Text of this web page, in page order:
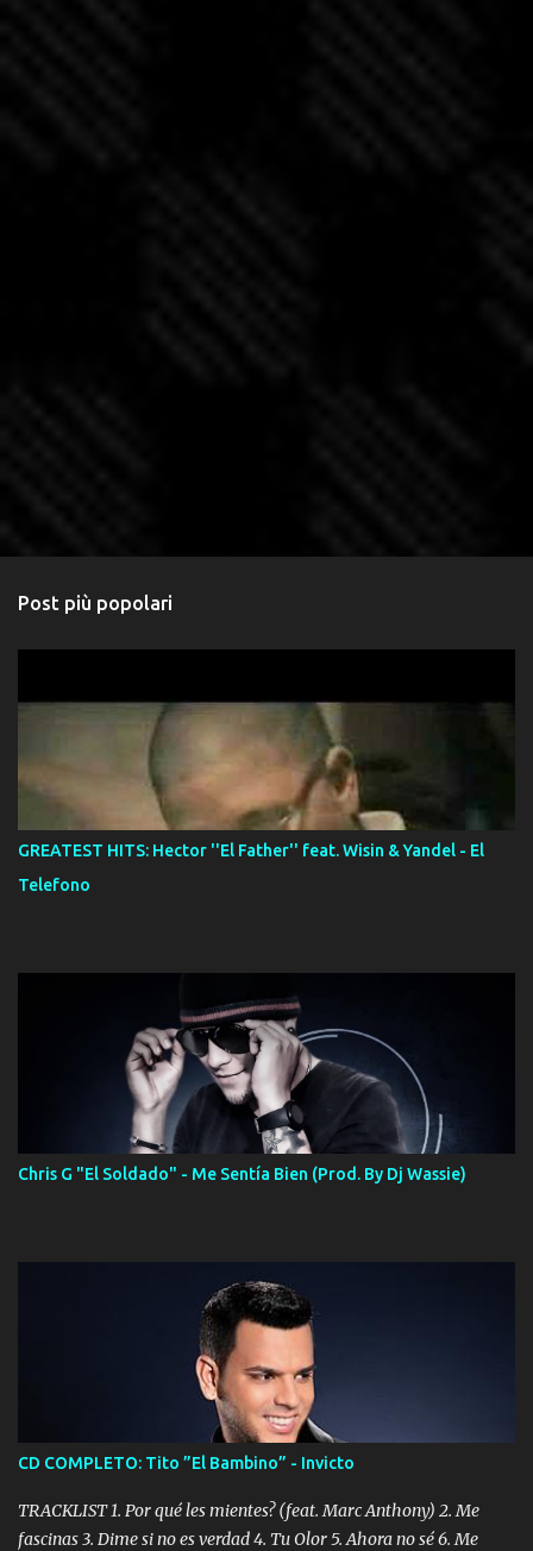
Post più popolari
GREATEST HITS: Hector ''El Father'' feat. Wisin & Yandel - El
Telefono
Chris G "El Soldado" - Me Sentía Bien (Prod. By Dj Wassie)
CD COMPLETO: Tito ”El Bambino” - Invicto
TRACKLIST 1. Por qué les mientes? (feat. Marc Anthony) 2. Me
fascinas 3. Dime si no es verdad 4. Tu Olor 5. Ahora no sé 6. Me